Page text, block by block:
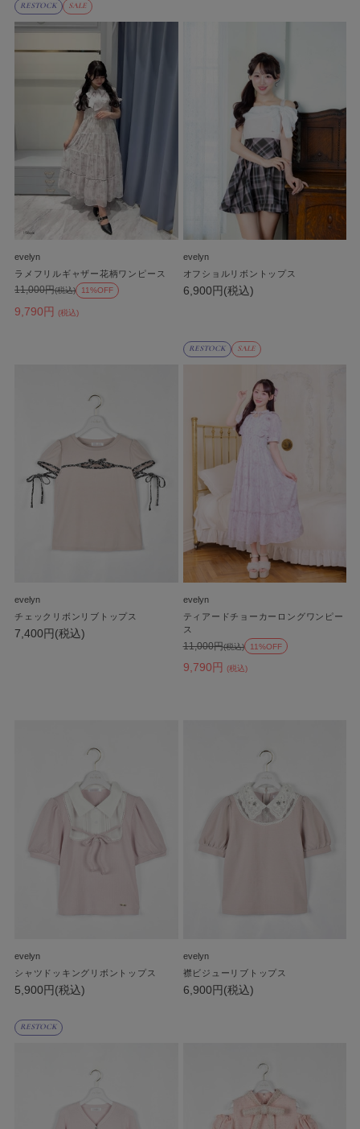
RESTOCK SALE
evelyn
ラメフリルギャザー花柄ワンピース
9,790円 (税込)
11,000円(税込) 11%OFF
evelyn
オフショルリボントップス
6,900円(税込)
evelyn
チェックリボンリブトップス
7,400円(税込)
RESTOCK SALE
evelyn
ティアードチョーカーロングワンピー
ス
9,790円 (税込)
11,000円(税込) 11%OFF
evelyn
シャツドッキングリボントップス
5,900円(税込)
evelyn
襟ビジューリブトップス
6,900円(税込)
RESTOCK